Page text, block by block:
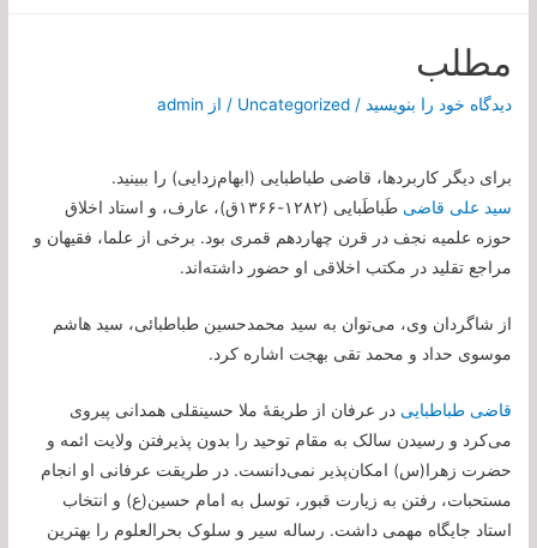
مطلب
دیدگاه‌ خود را بنویسید /
Uncategorized / از admin
برای دیگر کاربردها، قاضی طباطبایی (ابهام‌زدایی) را ببینید.
سید علی قاضی
طَباطَبایی (۱۲۸۲-۱۳۶۶ق)، عارف، و استاد اخلاق
حوزه علمیه نجف در قرن چهاردهم قمری بود. برخی از علما، فقیهان و
مراجع تقلید در مکتب اخلاقی او حضور داشته‌اند.
از شاگردان وی، می‌توان به سید محمدحسین طباطبائی، سید هاشم
موسوی حداد و محمد تقی بهجت اشاره کرد.
قاضی طباطبایی در عرفان از طریقۀ ملا حسینقلی همدانی پیروی
می‌کرد و رسیدن سالک به مقام توحید را بدون پذیرفتن ولایت ائمه و
حضرت زهرا(س) امکان‌پذیر نمی‌دانست. در طریقت عرفانی او انجام
مستحبات، رفتن به زیارت قبور، توسل به امام حسین(ع) و انتخاب
استاد جایگاه مهمی داشت. رساله سیر و سلوک بحرالعلوم را بهترین